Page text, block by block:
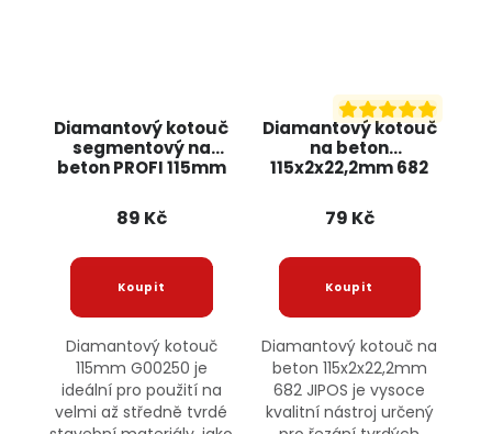
Diamantový kotouč
segmentový na
beton PROFI 115mm
89 Kč
Diamantový kotouč
115mm G00250 je
ideální pro použití na
velmi až středně tvrdé
Diamantový kotouč
na beton
115x2x22,2mm 682
79 Kč
Diamantový kotouč na
beton 115x2x22,2mm
682 JIPOS je vysoce
kvalitní nástroj určený